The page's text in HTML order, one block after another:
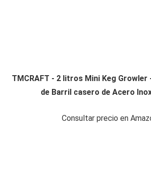
TMCRAFT - 2 litros Mini Keg Growler
de Barril casero de Acero
Consultar precio en